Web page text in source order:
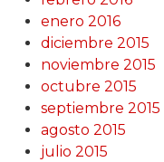
enero 2016
diciembre 2015
noviembre 2015
octubre 2015
septiembre 2015
agosto 2015
julio 2015